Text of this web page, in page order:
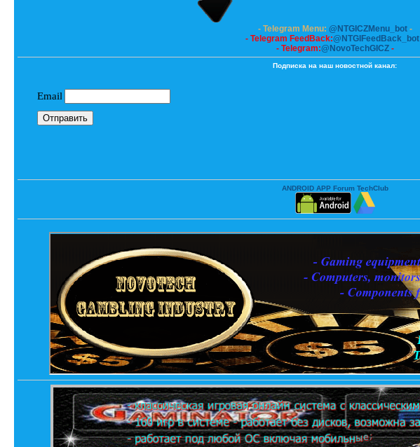
- Telegram Menu: @NTGICZMenu_bot-
- Telegram FeedBack:@NTGIFeedBack_bot
- Telegram:@NovoTechGICZ-
Подписка на наш новостной канал:
ANDROID APP Forum TechClub